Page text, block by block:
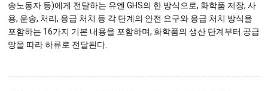
송노동자 등)에게 전달하는 유엔 GHS의 한 방식으로, 화학품 저장, 사
용, 운송, 처리, 응급 처치 등 각 단계의 안전 요구와 응급 처치 방식을
포함하는 16가지 기본 내용을 포함하며, 화학품의 생산 단계부터 공급
망을 따라 하류로 전달된다.